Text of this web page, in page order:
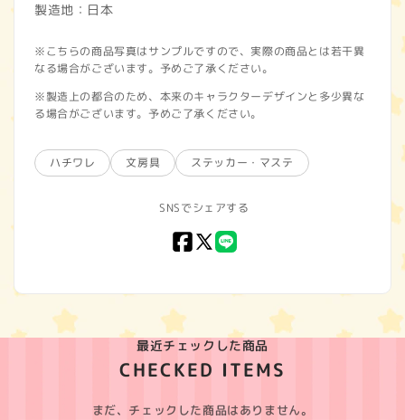
製造地：日本
※こちらの商品写真はサンプルですので、実際の商品とは若干異
なる場合がございます。予めご了承ください。
※製造上の都合のため、本来のキャラクターデザインと多少異な
る場合がございます。予めご了承ください。
ハチワレ 文房具 ステッカー・マステ
SNSでシェアする
Facebook
X
最近チェックした商品
CHECKED ITEMS
まだ、チェックした商品はありません。